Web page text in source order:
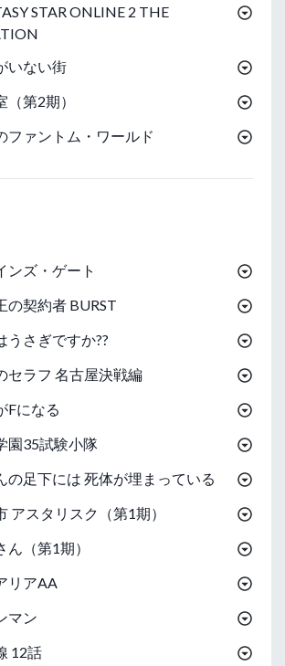
STAR ONLINE 2 THE
いない街
（第2期）
ファントム・ワールド
ンズ・ゲート
の契約者 BURST
うさぎですか??
セラフ 名古屋決戦編
Fになる
園35試験小隊
の足下には 死体が埋まっている
アスタリスク（第1期）
ん（第1期）
リアAA
マン
12話